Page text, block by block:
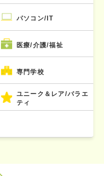
パソコン/IT
医療/介護/福祉
専門学校
ユニーク＆レア/バラエ
ティ